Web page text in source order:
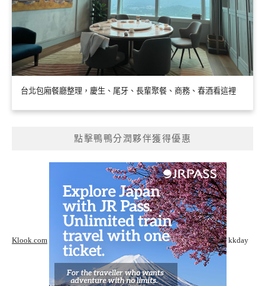
台北包廂餐廳整理，慶生、尾牙、長輩聚餐、商務、春酒看這裡
點擊鴨鴨分潤夥伴獲得優惠
Klook.com kkday